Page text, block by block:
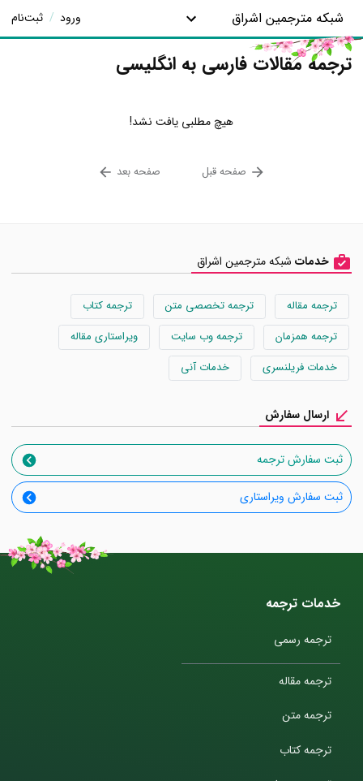
شبکه مترجمین اشراق ورود / ثبت‌نام
ترجمه مقالات فارسی به انگلیسی
هیچ مطلبی یافت نشد!
صفحه قبل صفحه بعد
خدمات شبکه مترجمین اشراق
ترجمه مقاله ترجمه تخصصی متن
ترجمه کتاب
ترجمه همزمان
ترجمه وب سایت
ویراستاری مقاله
خدمات فریلنسری
خدمات آنی
ارسال سفارش
ثبت سفارش ترجمه
ثبت سفارش ویراستاری
خدمات ترجمه
ترجمه رسمی
ترجمه مقاله
ترجمه متن
ترجمه کتاب